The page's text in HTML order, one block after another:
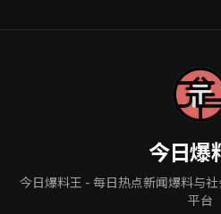
今日爆
今日爆料王 - 每日热点新闻爆料与
平台